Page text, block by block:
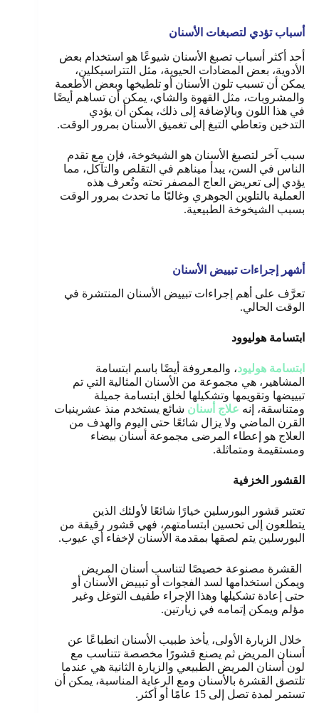
أسباب تؤدي لتصبغات الأسنان
أحد أكثر أسباب تصبغ الأسنان شيوعًا هو استخدام بعض
الأدوية، بعض المضادات الحيوية، مثل التتراسيكلين،
يمكن أن تسبب تلون الأسنان أو تلطيخها وبعض الأطعمة
والمشروبات، مثل القهوة والشاي، يمكن أن تساهم أيضًا
في هذا اللون وبالإضافة إلى ذلك، يمكن أن يؤدي
التدخين وتعاطي التبغ إلى تغميق الأسنان بمرور الوقت.
سبب آخر لتصبغ الأسنان هو الشيخوخة، فإن مع تقدم
الناس في السن، يبدأ ميناهم في التقلص والتآكل، مما
يؤدي إلى تعريض العاج المصفر تحته وتُعرف هذه
العملية بالتلوين الجوهري وغالبًا ما تحدث بمرور الوقت
بسبب الشيخوخة الطبيعية.
أشهر إجراءات تبييض الأسنان
تعرَّف على أهم إجراءات تبييض الأسنان المنتشرة في
الوقت الحالي.
ابتسامة هوليوود
ابتسامة هوليود، والمعروفة أيضًا باسم ابتسامة
المشاهير، هي مجموعة من الأسنان المثالية التي تم
تبييضها وتقويمها وتشكيلها لخلق ابتسامة جميلة
ومتناسقة، إنه علاج أسنان شائع يستخدم منذ عشرينيات
القرن الماضي ولا يزال شائعًا حتى اليوم والهدف من
العلاج هو إعطاء المرضى مجموعة أسنان بيضاء
ومستقيمة ومتماثلة.
القشور الخزفية
تعتبر قشور البورسلين خيارًا شائعًا لأولئك الذين
يتطلعون إلى تحسين ابتسامتهم، فهي قشور رقيقة من
البورسلين يتم لصقها بمقدمة الأسنان لإخفاء أي عيوب.
القشرة مصنوعة خصيصًا لتناسب أسنان المريض
ويمكن استخدامها لسد الفجوات أو تبييض الأسنان أو
حتى إعادة تشكيلها وهذا الإجراء طفيف التوغل وغير
مؤلم ويمكن إتمامه في زيارتين.
خلال الزيارة الأولى، يأخذ طبيب الأسنان انطباعًا عن
أسنان المريض ثم يصنع قشورًا مخصصة تتناسب مع
لون أسنان المريض الطبيعي والزيارة الثانية هي عندما
تلتصق القشرة بالأسنان ومع الرعاية المناسبة، يمكن أن
تستمر لمدة تصل إلى 15 عامًا أو أكثر
.